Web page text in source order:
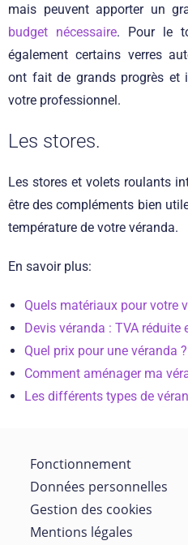
mais peuvent apporter un
budget nécessaire. Pour le
également certains verres
ont fait de grands progrès et
votre professionnel.
Les stores.
Les stores et volets roulants
être des compléments bien
température de votre véranda.
En savoir plus:
Quels matériaux pour votre
Devis véranda : TVA réduite
Quel prix pour une véranda ?
Comment aménager ma
Les différents types de
Fonctionnement
Données personnelles
Gestion des cookies
Mentions légales